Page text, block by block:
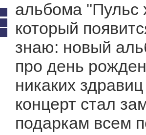
альбома "Пульс
который
знаю: новый
про день
никаких
концерт стал
подаркам всем